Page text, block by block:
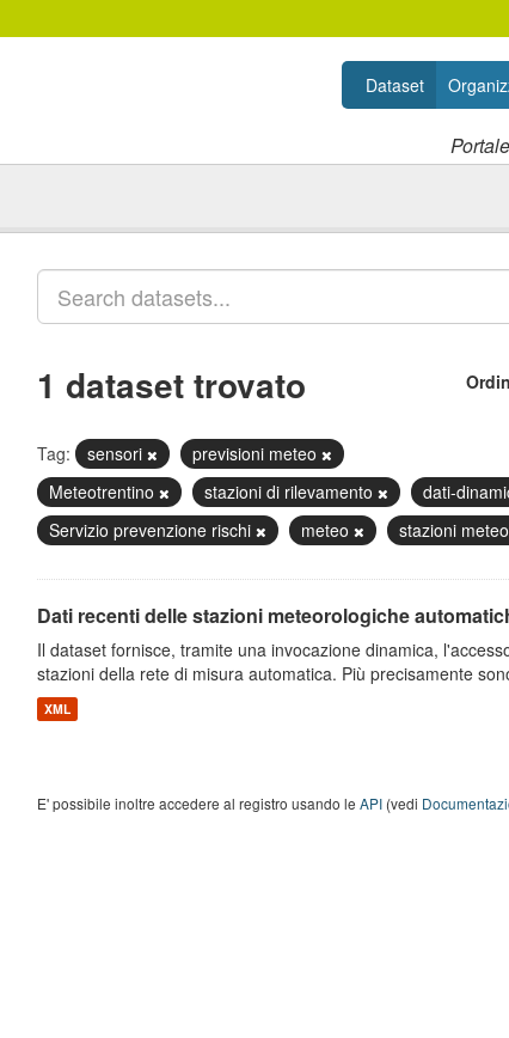
Dataset
1 dataset trovato
Tag: sensori
previsioni meteo
Meteotrentino
stazioni di rilevamento
dati-
Servizio prevenzione rischi
meteo stazioni meteo
Dati recenti delle stazioni meteorologiche
Il dataset fornisce, tramite una invocazione dinamica,
stazioni della rete di misura automatica. Più precisamente
XML
E' possibile inoltre accedere al registro usando le API(vedi